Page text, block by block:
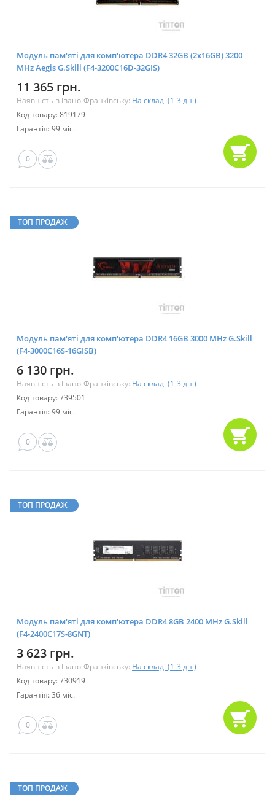
Модуль пам'яті для комп'ютера DDR4 32GB (2x16GB) 3200
MHz Aegis G.Skill (F4-3200C16D-32GIS)
11 365 грн.
Наявність в Івано-Франківську: На складі (1-3 дні)
Код товару: 819179
Гарантія: 99 міс.
0
ТОП ПРОДАЖ
Модуль пам'яті для комп'ютера DDR4 16GB 3000 MHz G.Skill
(F4-3000C16S-16GISB)
6 130 грн.
Наявність в Івано-Франківську: На складі (1-3 дні)
Код товару: 739501
Гарантія: 99 міс.
0
ТОП ПРОДАЖ
Модуль пам'яті для комп'ютера DDR4 8GB 2400 MHz G.Skill
(F4-2400C17S-8GNT)
3 623 грн.
Наявність в Івано-Франківську: На складі (1-3 дні)
Код товару: 730919
Гарантія: 36 міс.
0
ТОП ПРОДАЖ